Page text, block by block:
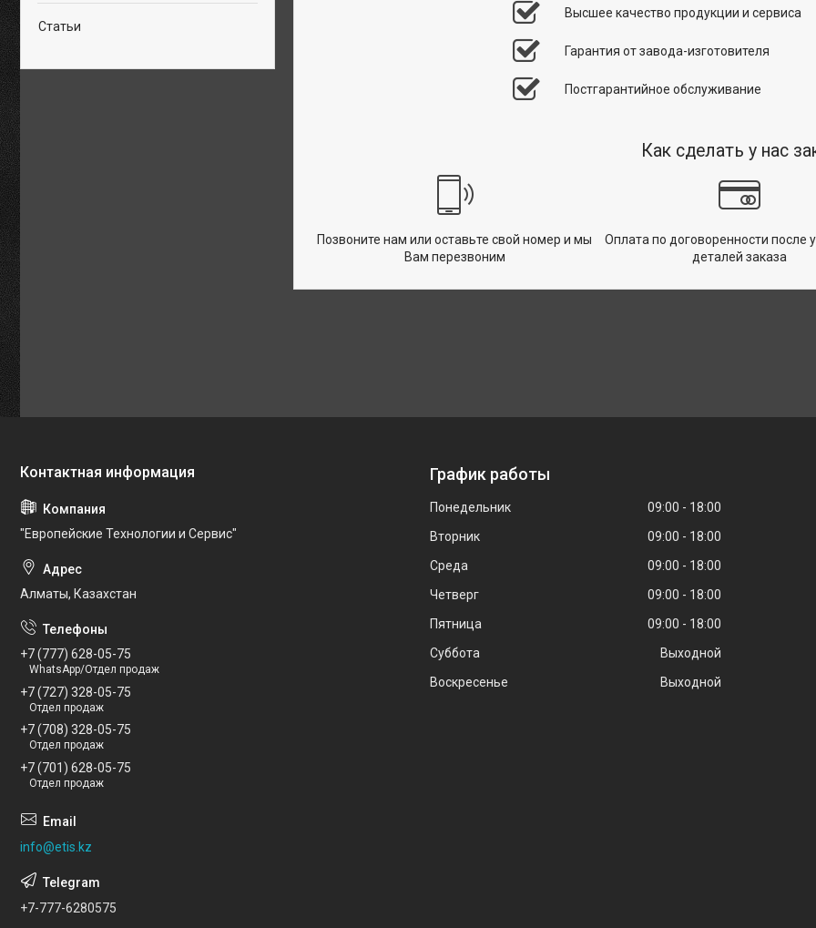
Высшее качество продукции и сервиса
Гарантия от завода-изготовителя
Постгарантийное обслуживание
Как сделать у нас
Позвоните нам или оставьте свой номер и мы
Вам перезвоним
Оплата по договоренности после
деталей заказа
Статьи
"Европейские Технологии и Сервис"
Алматы, Казахстан
+7 (777) 628-05-75
WhatsApp/Отдел продаж
+7 (727) 328-05-75
Отдел продаж
+7 (708) 328-05-75
Отдел продаж
+7 (701) 628-05-75
Отдел продаж
info@etis.kz
+7-777-6280575
График работы
Понедельник 09:00
18:00
Вторник
09:00
18:00
Среда
09:00
18:00
Четверг
09:00
18:00
Пятница
09:00
18:00
Суббота
Выходной
Воскресенье
Выходной